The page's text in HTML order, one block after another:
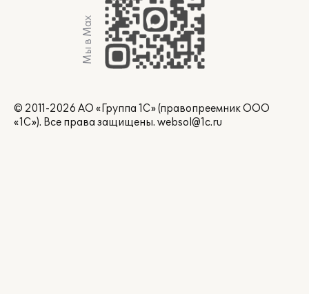
Мы в Max
© 2011-2026 АО «Группа 1С» (правопреемник ООО
«1С»). Все права защищены. websol@1c.ru